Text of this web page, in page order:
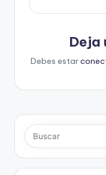
Deja
Debes estar